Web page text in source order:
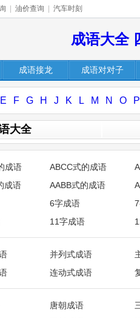
油价查询 汽车时刻
成语大全
成语接龙 成语对对子
E F G H J K L M N O P
大全
成语 ABCC式的成语
成语 AABB式的成语
6字成语
11字成语
并列式成语
连动式成语
唐朝成语